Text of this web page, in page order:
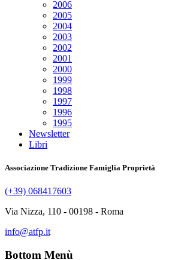
2006
2005
2004
2003
2002
2001
2000
1999
1998
1997
1996
1995
Newsletter
Libri
Associazione Tradizione Famiglia Proprietà
(+39) 068417603
Via Nizza, 110 - 00198 - Roma
info@atfp.it
Bottom Menù